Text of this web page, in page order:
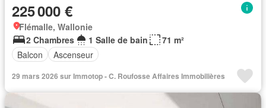
225 000 €
Flémalle, Wallonie
2 Chambres
1 Salle de bain
71 m²
Balcon
Ascenseur
29 mars 2026 sur Immotop - C. Roufosse Affaires Immobilières